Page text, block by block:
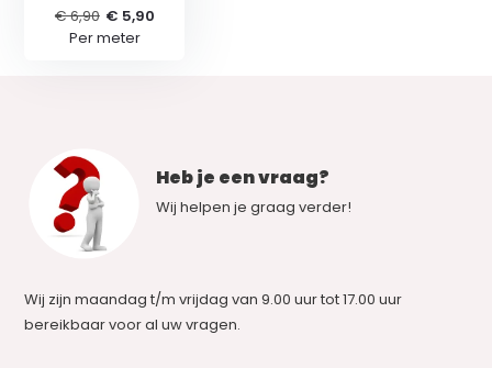
€ 6,90 € 5,90
Per meter
Heb je een vraag?
Wij helpen je graag verder!
Wij zijn maandag t/m vrijdag van 9.00 uur tot 17.00 uur
bereikbaar voor al uw vragen.